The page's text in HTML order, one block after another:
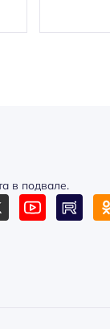
в подвале.